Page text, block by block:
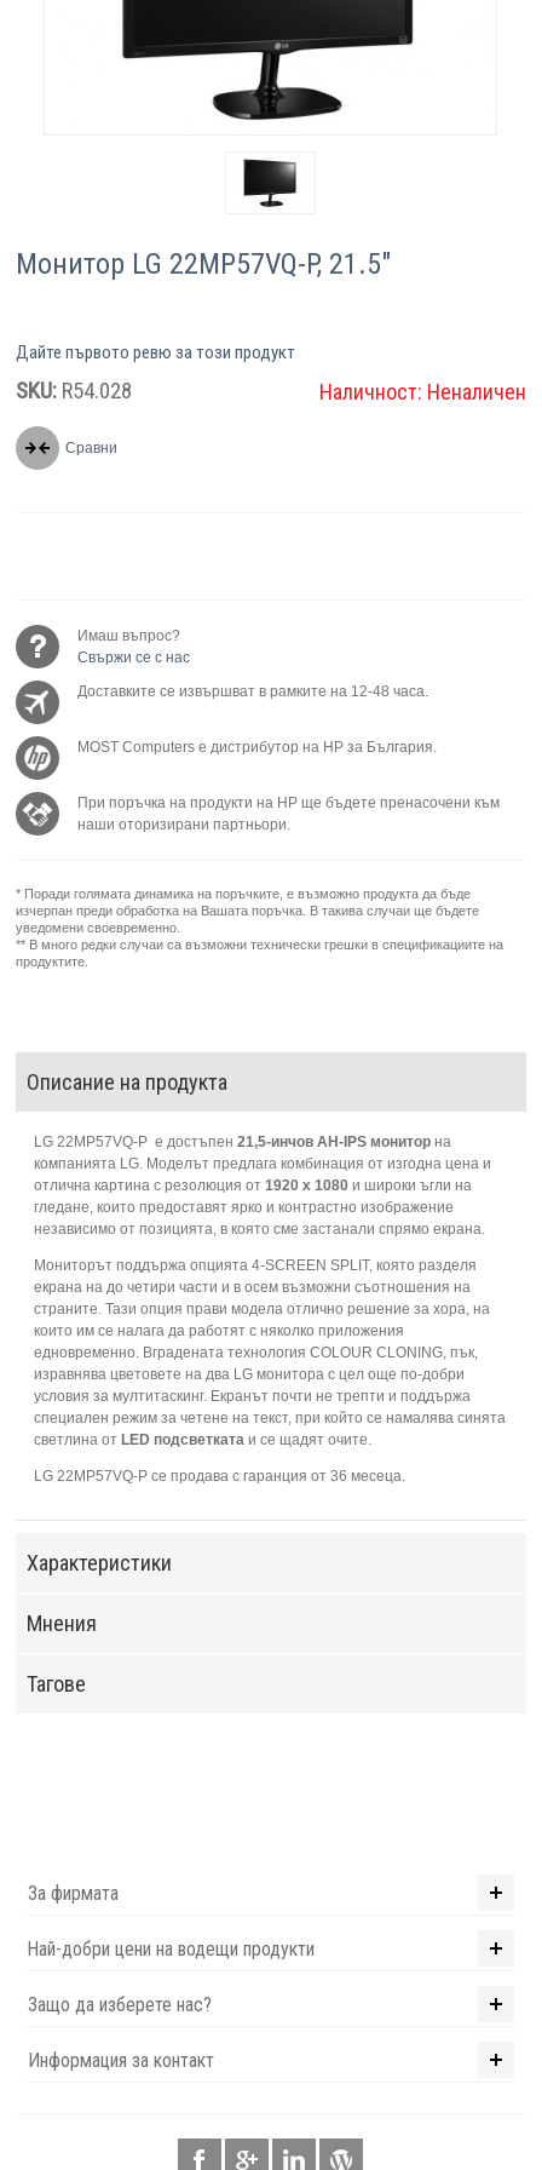
Смартфони
Монитор LG 22MP57VQ-P, 21.5"
Дайте първото ревю за този продукт
SKU: R54.028 Наличност: Неналичен
Сравни
Имаш въпрос?
Свържи се с нас
Доставките се извършват в рамките на 12-48 часа.
MOST Computers е дистрибутор на HP за България.
При поръчка на продукти на HP ще бъдете пренасочени към
наши оторизирани партньори.
* Поради голямата динамика на поръчките, е възможно продукта да бъде
изчерпан преди обработка на Вашата поръчка. В такива случаи ще бъдете
уведомени своевременно.
** В много редки случаи са възможни технически грешки в спецификациите на
продуктите.
Описание на продукта
LG 22MP57VQ-P е достъпен21,5-инчовAH-IPS монитор на
компанията LG. Моделът предлага комбинация от изгодна цена и
отлична картина с резолюция от 1920 х 1080 и широки ъгли на
гледане, които предоставят ярко и контрастно изображение
независимо от позицията, в която сме застанали спрямо екрана.
Мониторът поддържа опцията 4-SCREEN SPLIT, която разделя
екрана на до четири части и в осем възможни съотношения на
страните. Тази опция прави модела отлично решение за хора, на
които им се налага да работят с няколко приложения
едновременно. Вградената технология COLOUR CLONING, пък,
изравнява цветовете на два LG монитора с цел още по-добри
условия за мултитаскинг. Екранът почти не трепти и поддържа
специален режим за четене на текст, при който се намалява синята
светлина отLED подсветката и се щадят очите.
LG 22MP57VQ-P се продава с гаранция от 36 месеца.
Характеристики
Мнения
Тагове
За фирмата
Най-добри цени на водещи продукти
Защо да изберете нас?
Информация за контакт